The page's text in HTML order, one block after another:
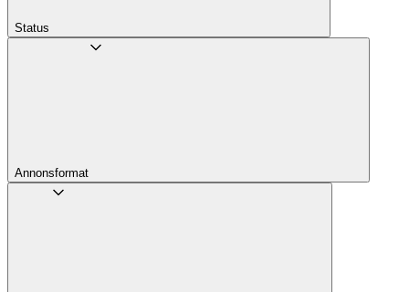
Status
Annons­format